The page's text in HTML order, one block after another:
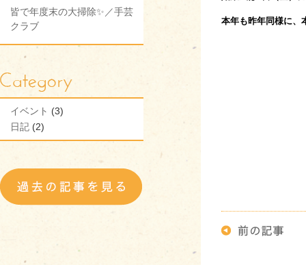
皆で年度末の大掃除✨／手芸
クラブ
イベント (3)
日記 (2)
本年も昨年同様に、